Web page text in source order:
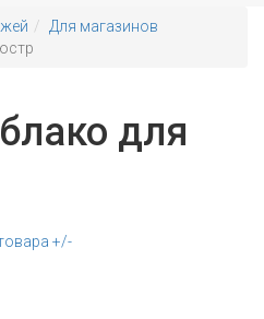
Для магазинов
для
+/-